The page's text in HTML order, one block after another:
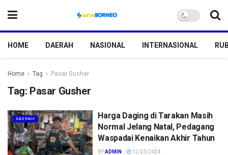
HOME DAERAH NASIONAL INTERNASIONAL
Home Tag Pasar Gusher
Tag: Pasar Gusher
DAERAH
Harga Daging di Tarakan Masih
Normal Jelang Natal, Pedagang
Waspadai Kenaikan Akhir Tahun
BYADMIN 12/23/2024